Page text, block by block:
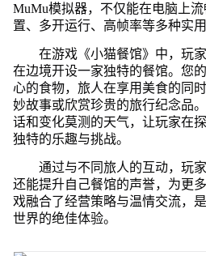
MuMu模拟器，不仅能在电脑上
置、多开运行、高帧率等多种实用
在游戏《小猫餐馆》中，玩
在边境开设一家独特的餐馆。您
心的食物，旅人在享用美食的同
妙故事或欣赏珍贵的旅行纪念品
话和变化莫测的天气，让玩家在
独特的乐趣与挑战。
通过与不同旅人的互动，玩
还能提升自己餐馆的声誉，为更
戏融合了经营策略与温情交流，
世界的绝佳体验。